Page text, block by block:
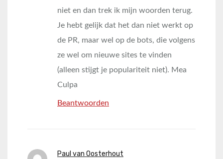
niet en dan trek ik mijn woorden terug.
Je hebt gelijk dat het dan niet werkt op
de PR, maar wel op de bots, die volgens
ze wel om nieuwe sites te vinden
(alleen stijgt je populariteit niet). Mea
Culpa
Beantwoorden
Paul van Oosterhout